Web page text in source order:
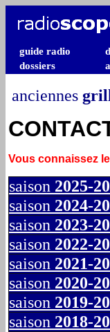
guide radio
dossiers
anciennes
Vous connaissez
saison 2025-
saison 2024-
saison 2023-
saison 2022-
saison 2021-
saison 2020-
saison 2019-
saison 2018-